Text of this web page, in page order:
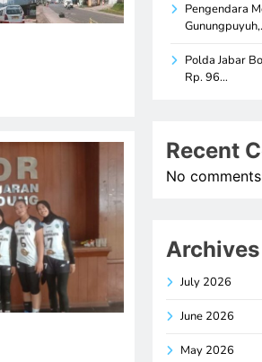
Pengendara
Polda Jabar
Rp. 96…
Recent
No
Archives
July 2026
June 2026
May 2026